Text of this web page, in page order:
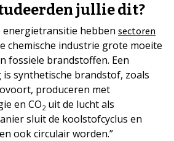
jullie dit?
energietransitie hebben sectoren
chemische industrie grote moeite
fossiele brandstoffen. Een
synthetische brandstof, zoals
produceren met
en CO2 uit de lucht als
sluit de koolstofcyclus en
ook circulair worden.”